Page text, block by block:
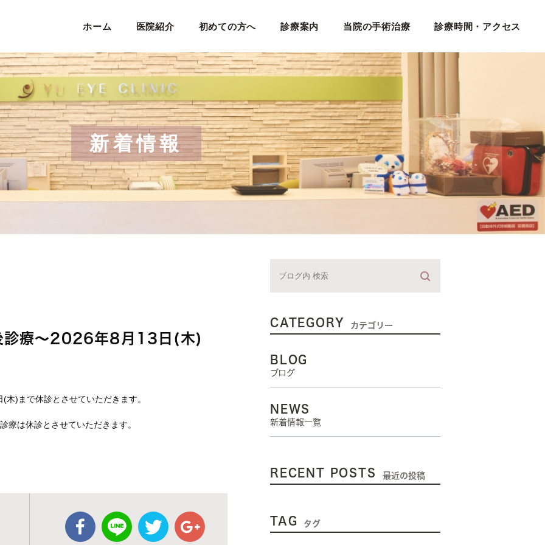
ホーム 医院紹介
当院の特徴
院長紹介
初めての方へ 診療案内 当院の手術治療
内視鏡下涙道手術
診療時間・アクセス
新着情報
診療～2026年8月13日(木)
)まで休診とさせていただきます。
療は休診とさせていただきます。
CATEGORY カテゴリー
BLOG
ブログ
NEWS
新着情報一覧
RECENT POSTS 最近の投稿
TAG タグ